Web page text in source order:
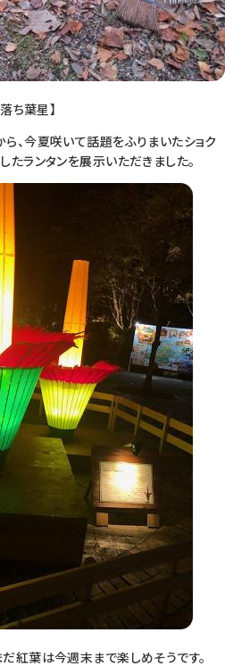
落ち葉星】
、今夏咲いて話題をふりまいたショク
たランタンを展示いただきました。
紅葉は今週末まで楽しめそうです。